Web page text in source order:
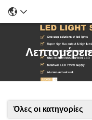
Όλες οι κατηγορίες